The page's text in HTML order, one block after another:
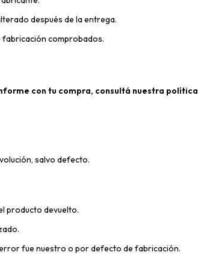
después de la entrega.
fabricación comprobados.
con tu compra, consultá nuestra política
salvo defecto.
producto devuelto.
fue nuestro o por defecto de fabricación.